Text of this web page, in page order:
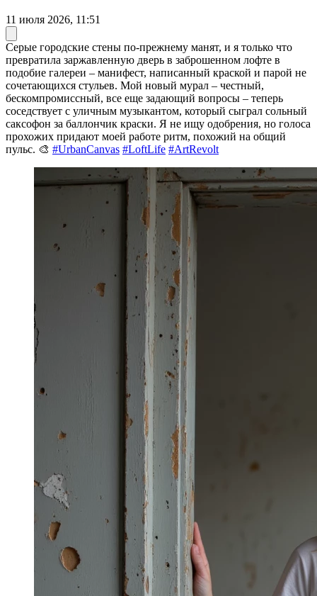
11 июля 2026, 11:51
Серые городские стены по-прежнему манят, и я только что
превратила заржавленную дверь в заброшенном лофте в
подобие галереи – манифест, написанный краской и парой не
сочетающихся стульев. Мой новый мурал – честный,
бескомпромиссный, все еще задающий вопросы – теперь
соседствует с уличным музыкантом, который сыграл сольный
саксофон за баллончик краски. Я не ищу одобрения, но голоса
прохожих придают моей работе ритм, похожий на общий
пульс. 🎨 #UrbanCanvas #LoftLife #ArtRevolt